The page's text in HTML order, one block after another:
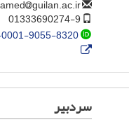
guilan.ac.ir
9055-8320
سردبیر